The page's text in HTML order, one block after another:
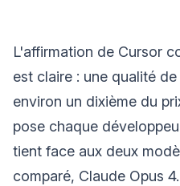
L'affirmation de Cursor
est claire : une qualité
environ un dixième du
pose chaque
tient face aux deux
comparé, Claude Opus